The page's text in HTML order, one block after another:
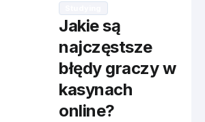
Jakie są
najczęstsze
błędy graczy w
kasynach
online?